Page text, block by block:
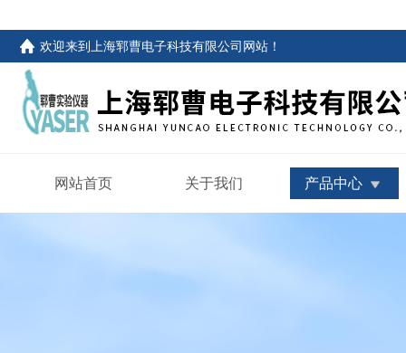
欢迎来到 上海郓曹电子科技有限公司网站 ！
网站首页 关于我们 产品中心